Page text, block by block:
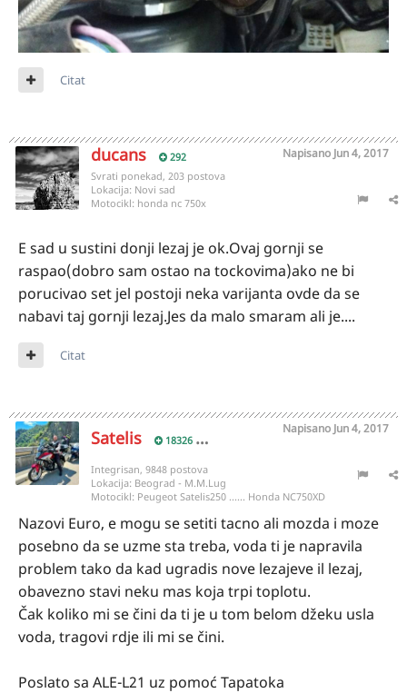
Citat
ducans 292 Napisano Jun 4, 2017
Svrati ponekad, 203 postova
Lokacija: Novi sad
Motocikl: honda nc 750x
E sad u sustini donji lezaj je ok.Ovaj gornji se
raspao(dobro sam ostao na tockovima)ako ne bi
porucivao set jel postoji neka varijanta ovde da se
nabavi taj gornji lezaj.Jes da malo smaram ali je....
Citat
Satelis 18326
Napisano Jun 4, 2017
Integrisan, 9848 postova
Lokacija: Beograd - M.M.Lug
Motocikl: Peugeot Satelis250 ...... Honda NC750XD
Nazovi Euro, e mogu se setiti tacno ali mozda i moze
posebno da se uzme sta treba, voda ti je napravila
problem tako da kad ugradis nove lezajeve il lezaj,
obavezno stavi neku mas koja trpi toplotu.
Čak koliko mi se čini da ti je u tom belom džeku usla
voda, tragovi rdje ili mi se čini.
Poslato sa ALE-L21 uz pomoć Tapatoka